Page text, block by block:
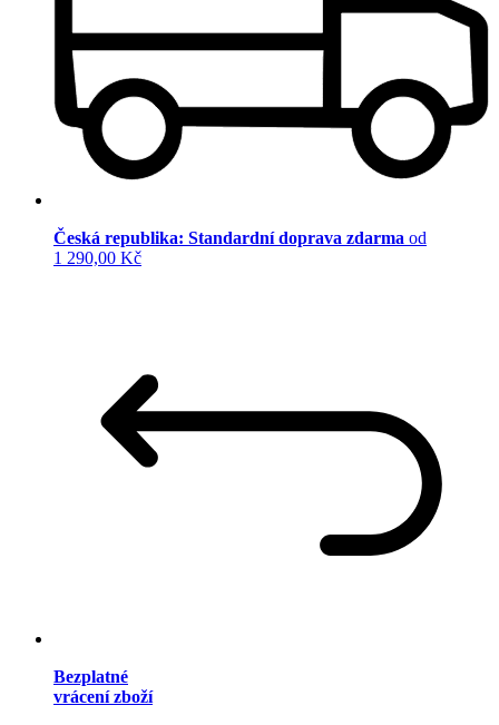
Česká republika: Standardní doprava zdarma od
1 290,00 Kč
Bezplatné
vrácení zboží